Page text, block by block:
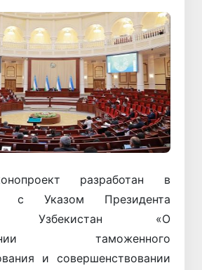
разработан в
с Указом Президента
Узбекистан «О
таможенного
и совершенствовании